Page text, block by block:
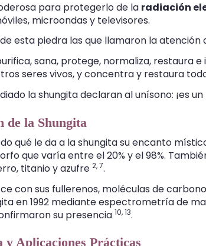
para protegerlo de la radiación
microondas y televisores.
esta piedra las que llamaron la
sana, protege, normaliza, restaura
seres vivos, y concentra y restaura
la shungita declaran al unísono: ¡es
de la Shungita
qué le da a la shungita su encanto
que varía entre el 20% y el 98%.
titanio y azufre 2,7.
con sus fullerenos, moléculas de
en 1992 mediante espectrometría de
su presencia 10,13.
Aplicaciones Prácticas